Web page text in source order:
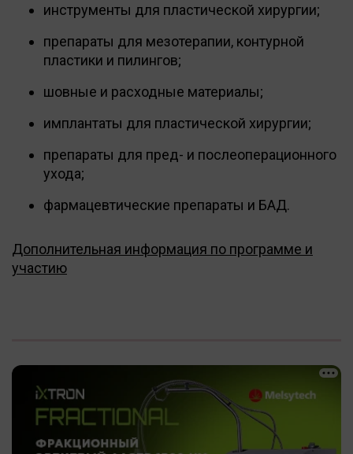
инструменты для пластической хирургии;
препараты для мезотерапии, контурной
пластики и пилингов;
шовные и расходные материалы;
имплантаты для пластической хирургии;
препараты для пред- и послеоперационного
ухода;
фармацевтические препараты и БАД.
Дополнительная информация по программе и
участию